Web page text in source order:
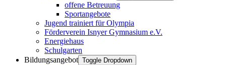
offene Betreuung
Sportangebote
Jugend trainiert für Olympia
Förderverein Isnyer Gymnasium e.V.
Energiehaus
Schulgarten
Bildungsangebot Toggle Dropdown